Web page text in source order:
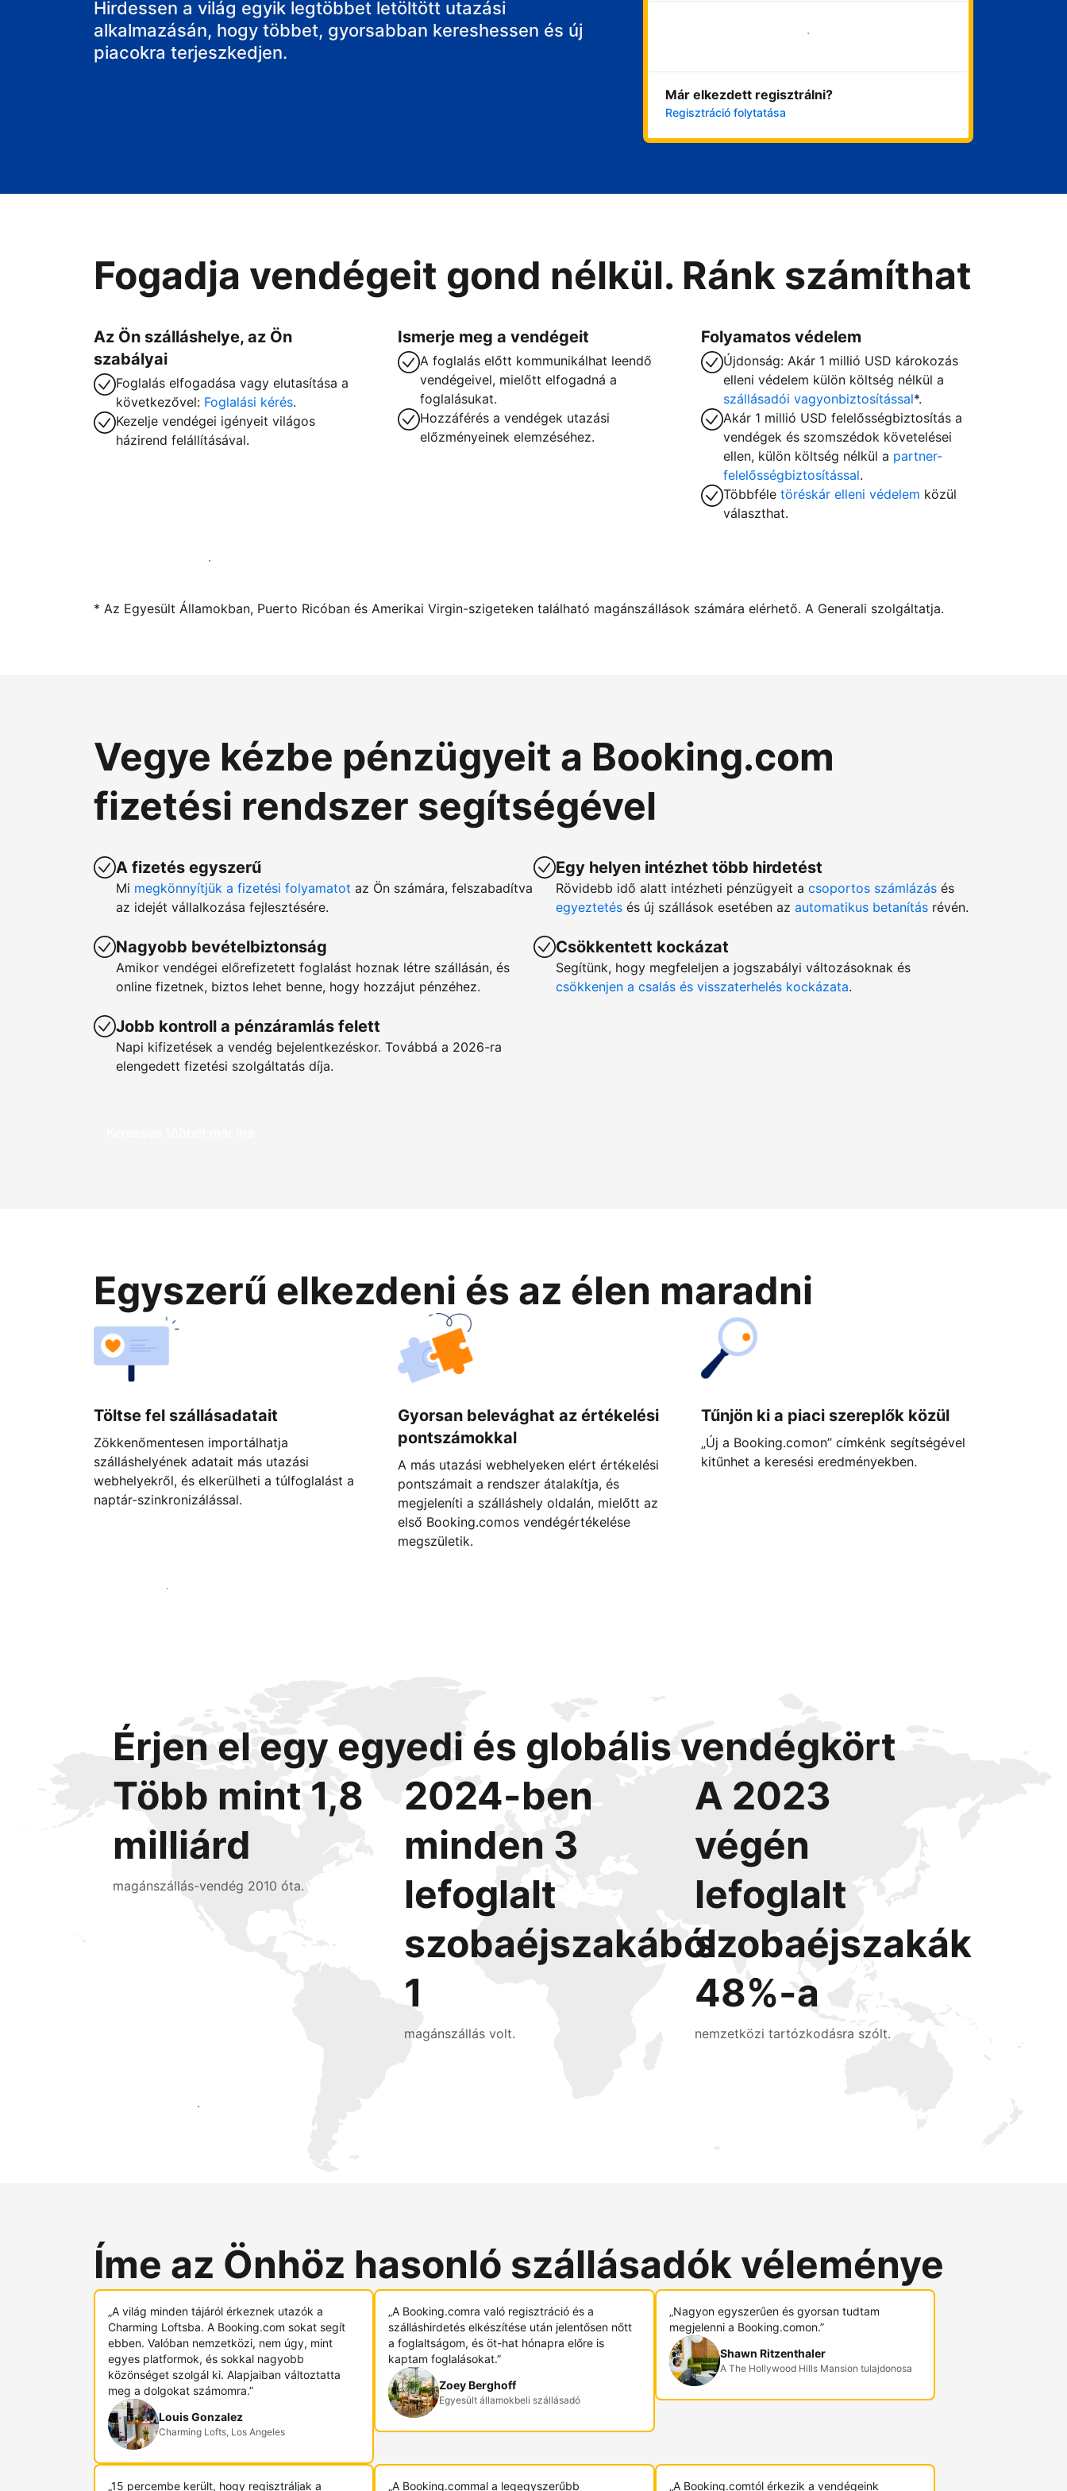
Hirdessen a világ egyik legtöbbet letöltött utazási
alkalmazásán, hogy többet, gyorsabban kereshessen és új
piacokra terjeszkedjen.
Vágjon bele most
Már elkezdett regisztrálni?
Regisztráció folytatása
Fogadja vendégeit gond nélkül. Ránk számíthat
Az Ön szálláshelye, az Ön
szabályai
Foglalás elfogadása vagy elutasítása a
következővel: Foglalási kérés.
Kezelje vendégei igényeit világos
házirend felállításával.
Ismerje meg a vendégeit
A foglalás előtt kommunikálhat leendő
vendégeivel, mielőtt elfogadná a
foglalásukat.
Hozzáférés a vendégek utazási
előzményeinek elemzéséhez.
Folyamatos védelem
Újdonság: Akár 1 millió USD károkozás
elleni védelem külön költség nélkül a
szállásadói vagyonbiztosítással*.
Akár 1 millió USD felelősségbiztosítás a
vendégek és szomszédok követelései
ellen, külön költség nélkül a partner-
felelősségbiztosítással.
Többféletöréskár elleni védelem közül
választhat.
Kínáljon szállást a segítségünkkel
* Az Egyesült Államokban, Puerto Ricóban és Amerikai Virgin-szigeteken található magánszállások számára elérhető. A Generali szolgáltatja.
Vegye kézbe pénzügyeit a Booking.com
fizetési rendszer segítségével
A fizetés egyszerű
Mi megkönnyítjük a fizetési folyamatot az Ön számára, felszabadítva
az idejét vállalkozása fejlesztésére.
Nagyobb bevételbiztonság
Amikor vendégei előrefizetett foglalást hoznak létre szállásán, és
online fizetnek, biztos lehet benne, hogy hozzájut pénzéhez.
Jobb kontroll a pénzáramlás felett
Napi kifizetések a vendég bejelentkezéskor. Továbbá a 2026-ra
elengedett fizetési szolgáltatás díja.
Egy helyen intézhet több hirdetést
Rövidebb idő alatt intézheti pénzügyeit a csoportos számlázás és
egyeztetés és új szállások esetében az automatikus betanítás révén.
Csökkentett kockázat
Segítünk, hogy megfeleljen a jogszabályi változásoknak és
csökkenjen a csalás és visszaterhelés kockázata.
Keressen többet már ma
Egyszerű elkezdeni és az élen maradni
Töltse fel szállásadatait
Zökkenőmentesen importálhatja
szálláshelyének adatait más utazási
webhelyekről, és elkerülheti a túlfoglalást a
naptár-szinkronizálással.
Gyorsan belevághat az értékelési
pontszámokkal
A más utazási webhelyeken elért értékelési
pontszámait a rendszer átalakítja, és
megjeleníti a szálláshely oldalán, mielőtt az
első Booking.comos vendégértékelése
megszületik.
Tűnjön ki a piaci szereplők közül
„Új a Booking.comon” címkénk segítségével
kitűnhet a keresési eredményekben.
Vágjon bele még ma
Érjen el egy egyedi és globális vendégkört
Több mint 1,8
milliárd
magánszállás-vendég 2010 óta.
2024-ben
minden 3
lefoglalt
szobaéjszakából
1
magánszállás volt.
A 2023
végén
lefoglalt
szobaéjszakák
48%-a
nemzetközi tartózkodásra szólt.
Érjen el új vendégeket még ma
Íme az Önhöz hasonló szállásadók véleménye
„A világ minden tájáról érkeznek utazók a
Charming Loftsba. A Booking.com sokat segít
ebben. Valóban nemzetközi, nem úgy, mint
egyes platformok, és sokkal nagyobb
közönséget szolgál ki. Alapjaiban változtatta
meg a dolgokat számomra.”
Louis Gonzalez
Charming Lofts, Los Angeles
„A Booking.comra való regisztráció és a
szálláshirdetés elkészítése után jelentősen nőtt
a foglaltságom, és öt-hat hónapra előre is
kaptam foglalásokat.”
Zoey Berghoff
Egyesült államokbeli szállásadó
„Nagyon egyszerűen és gyorsan tudtam
megjelenni a Booking.comon.”
Shawn Ritzenthaler
A The Hollywood Hills Mansion tulajdonosa
„15 percembe került, hogy regisztráljak a „A Booking.commal a legegyszerűbb „A Booking.comtól érkezik a vendégeink